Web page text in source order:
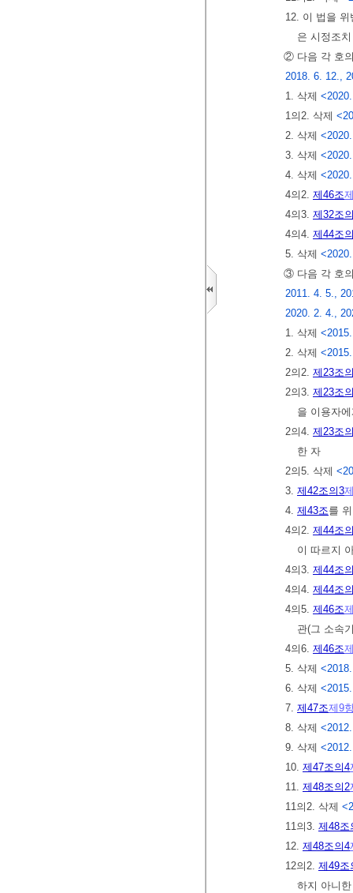
12. 이 법을
은 시정조
② 다음 각 호
2018. 6. 12.,
1. 삭제
1의2. 삭제
2. 삭제
3. 삭제
4. 삭제
4의2. 제46조
4의3. 제32조
4의4. 제44조
5. 삭제
③ 다음 각 호
2011. 4. 5.,
2020. 2. 4.,
1. 삭제
2. 삭제
2의2. 제23조
2의3. 제23조
을 이용자
2의4. 제23조
한 자
2의5. 삭제
3. 제42조의3
4. 제43조를
4의2. 제44조
이 따르지
4의3. 제44조
4의4. 제44조
4의5. 제46조
관(그 소속
4의6. 제46조
5. 삭제
6. 삭제
7. 제47조제9
8. 삭제
9. 삭제
10. 제47조의4
11. 제48조의2
11의2. 삭제
11의3. 제48조
12. 제48조의4
12의2. 제49조
하지 아니